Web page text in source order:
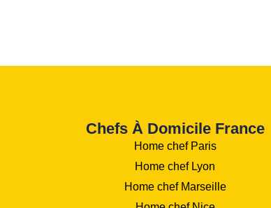
Chefs À Domicile France
Home chef Paris
Home chef Lyon
Home chef Marseille